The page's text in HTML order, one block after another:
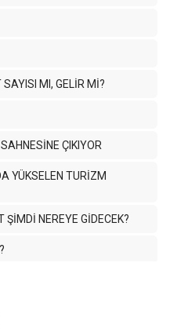
MI, GELİR Mİ?
ÇIKIYOR
YÜKSELEN TURİZM
NEREYE GİDECEK?